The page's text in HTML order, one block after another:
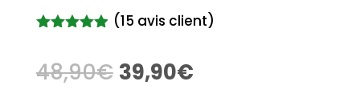
basé sur
notations
(15 avis client)
48,90€ 39,90€